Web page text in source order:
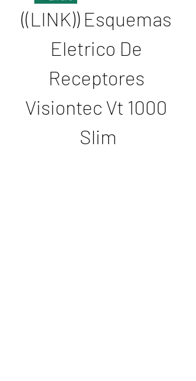
((LINK)) Esquemas
Eletrico De
Receptores
Visiontec Vt 1000
Slim